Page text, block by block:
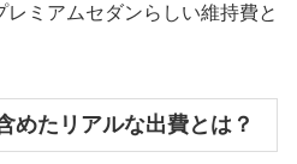
レミアムセダンらしい維持費と
めたリアルな出費とは？